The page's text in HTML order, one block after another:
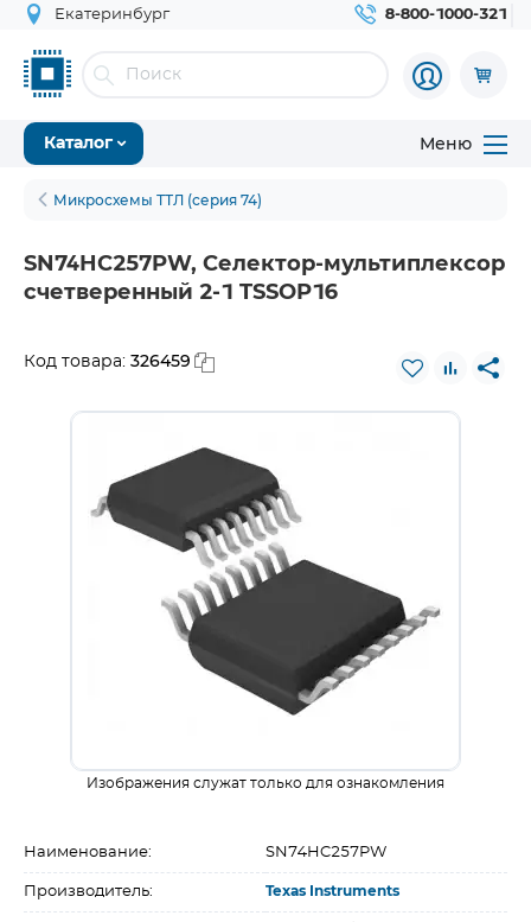
Екатеринбург 8-800-1000-321
Каталог Меню
Микросхемы ТТЛ (серия 74)
SN74HC257PW, Селектор-мультиплексор
счетверенный 2-1 TSSOP16
Код товара: 326459
Изображения служат только для ознакомления
Наименование: SN74HC257PW
Производитель: Texas Instruments